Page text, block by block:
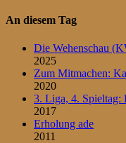
An diesem Tag
Die Wehenschau
2025
Zum Mitmachen:
2020
3. Liga, 4. Spieltag:
2017
Erholung ade
2011